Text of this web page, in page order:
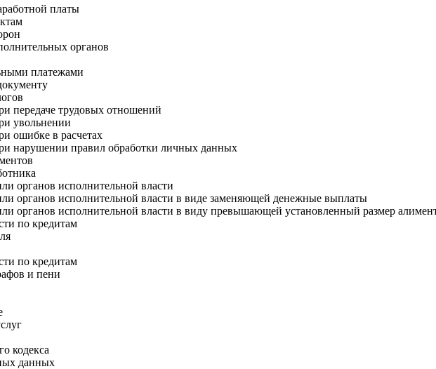
платы
органов
платежами
передаче трудовых отношений
увольнении
ошибке в расчетах
нарушении правил обработки личных данных
органов исполнительной власти
органов исполнительной власти в виде заменяющей денежные выплаты
органов исполнительной власти в виду превышающей установленный размер
по кредитам
по кредитам
и пени
кодекса
данных